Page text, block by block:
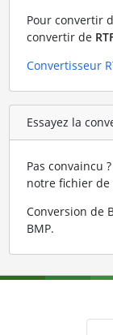
Pour convertir
convertir de
Convertisseur
Essayez la
Pas convaincu
notre fichier
Conversion de
BMP.